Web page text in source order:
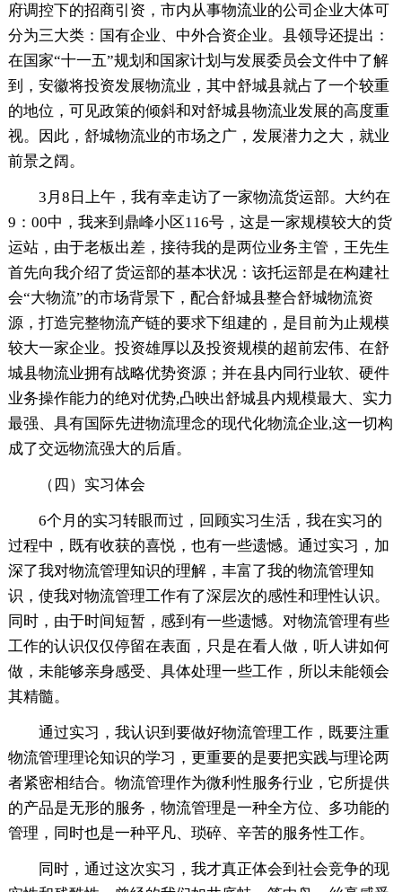
府调控下的招商引资，市内从事物流业的公司企业大体可
分为三大类：国有企业、中外合资企业。县领导还提出：
在国家“十一五”规划和国家计划与发展委员会文件中了解
到，安徽将投资发展物流业，其中舒城县就占了一个较重
的地位，可见政策的倾斜和对舒城县物流业发展的高度重
视。因此，舒城物流业的市场之广，发展潜力之大，就业
前景之阔。
3月8日上午，我有幸走访了一家物流货运部。大约在
9：00中，我来到鼎峰小区116号，这是一家规模较大的货
运站，由于老板出差，接待我的是两位业务主管，王先生
首先向我介绍了货运部的基本状况：该托运部是在构建社
会“大物流”的市场背景下，配合舒城县整合舒城物流资
源，打造完整物流产链的要求下组建的，是目前为止规模
较大一家企业。投资雄厚以及投资规模的超前宏伟、在舒
城县物流业拥有战略优势资源；并在县内同行业软、硬件
业务操作能力的绝对优势,凸映出舒城县内规模最大、实力
最强、具有国际先进物流理念的现代化物流企业,这一切构
成了交远物流强大的后盾。
（四）实习体会
6个月的实习转眼而过，回顾实习生活，我在实习的
过程中，既有收获的喜悦，也有一些遗憾。通过实习，加
深了我对物流管理知识的理解，丰富了我的物流管理知
识，使我对物流管理工作有了深层次的感性和理性认识。
同时，由于时间短暂，感到有一些遗憾。对物流管理有些
工作的认识仅仅停留在表面，只是在看人做，听人讲如何
做，未能够亲身感受、具体处理一些工作，所以未能领会
其精髓。
通过实习，我认识到要做好物流管理工作，既要注重
物流管理理论知识的学习，更重要的是要把实践与理论两
者紧密相结合。物流管理作为微利性服务行业，它所提供
的产品是无形的服务，物流管理是一种全方位、多功能的
管理，同时也是一种平凡、琐碎、辛苦的服务性工作。
同时，通过这次实习，我才真正体会到社会竞争的现